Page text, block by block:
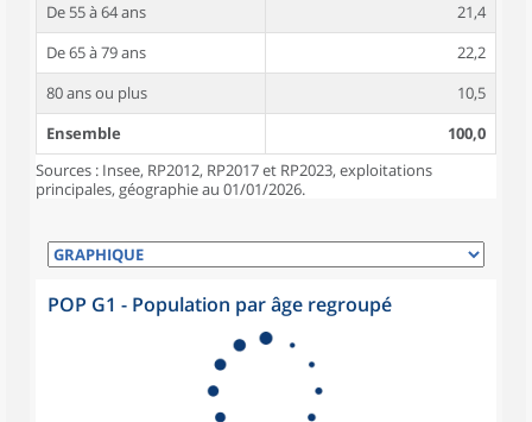
De 55 à 64 ans
21,4
De 65 à 79 ans
22,2
80 ans ou plus
10,5
Ensemble
100,0
Sources : Insee, RP2012, RP2017 et RP2023, exploitations
principales, géographie au 01/01/2026.
POP G1 - Population par âge regroupé